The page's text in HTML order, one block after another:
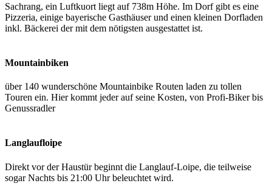
Sachrang, ein Luftkuort liegt auf 738m Höhe. Im Dorf gibt es eine
Pizzeria, einige bayerische Gasthäuser und einen kleinen Dorfladen
inkl. Bäckerei der mit dem nötigsten ausgestattet ist.
Mountainbiken
über 140 wunderschöne Mountainbike Routen laden zu tollen
Touren ein. Hier kommt jeder auf seine Kosten, von Profi-Biker bis
Genussradler
Langlaufloipe
Direkt vor der Haustür beginnt die Langlauf-Loipe, die teilweise
sogar Nachts bis 21:00 Uhr beleuchtet wird.